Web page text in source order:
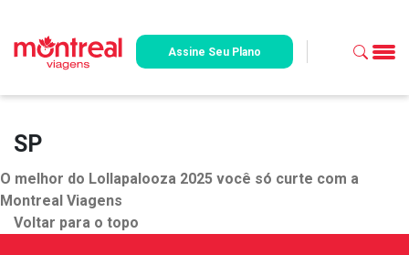
Assine Seu Plano
SP
O melhor do Lollapalooza 2025 você só curte com a
Montreal Viagens
Voltar para o topo